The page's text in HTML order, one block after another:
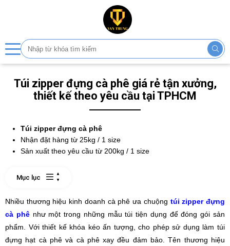
Túi zipper đựng cà phê giá rẻ tận xưởng,
thiết kế theo yêu cầu tại TPHCM
Túi zipper đựng cà phê
Nhận đặt hàng từ 25kg / 1 size
Sản xuất theo yêu cầu từ 200kg / 1 size
Mục lục
Nhiều thương hiệu kinh doanh cà phê ưa chuộng túi zipper đựng
cà phênhư một trong những mẫu túi tiện dụng để đóng gói sản
phẩm. Với thiết kế khóa kéo ấn tượng, cho phép sử dụng làm túi
đựng hạt cà phê và cà phê xay đều đảm bảo. Tên thương hiệu